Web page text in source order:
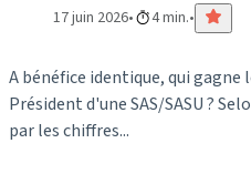
17 juin 2026 4 min.
A bénéfice identique, qui gagne
Président d'une SAS/SASU ?
par les chiffres...